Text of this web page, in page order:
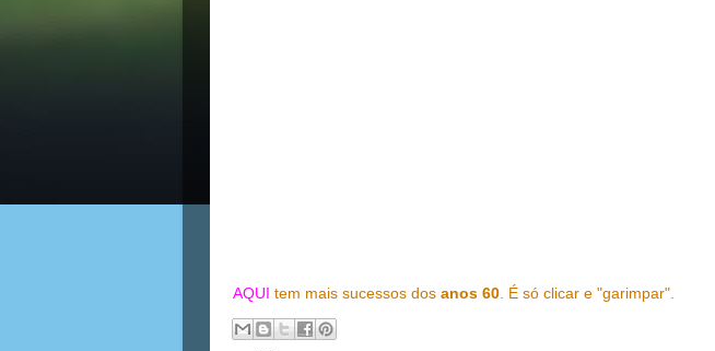
AQUI tem mais sucessos dos anos 60. É só clicar e "garimpar".